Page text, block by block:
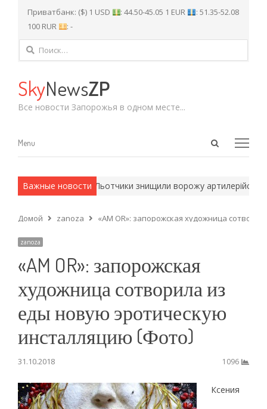
Приватбанк: ($) 1 USD : 44.50-45.05 1 EUR
: 51.35-52.08
100 RUR
: -
Найти:
SkyNewsZP
Все новости Запорожья в одном месте...
Open
Menu
Menu
Важные новости
методы. Льотчики знищили ворожу артилерійську
Домой zanoza «AM OR»: запорожская художница
zanoza
«AM OR»: запорожская
художница сотворила из
еды новую эротическую
инсталляцию (Фото)
31.10.2018 1096
Ксения